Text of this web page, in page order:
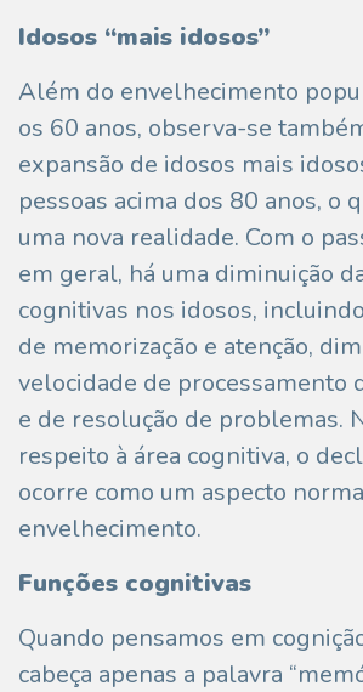
Idosos “mais idosos”
Além do envelhecimento
os 60 anos, observa-se
expansão de idosos mais
pessoas acima dos 80 anos, o
uma nova realidade. Com o
em geral, há uma diminuição
cognitivas nos idosos,
de memorização e atenção,
velocidade de processamento
e de resolução de problemas.
respeito à área cognitiva, o
ocorre como um aspecto
envelhecimento.
Funções cognitivas
Quando pensamos em
cabeça apenas a palavra